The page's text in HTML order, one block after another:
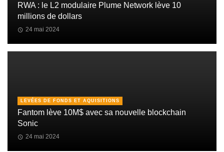
RWA : le L2 modulaire Plume Network lève 10
millions de dollars
24 mai 2024
LEVÉES DE FONDS ET AQUISITIONS
Fantom lève 10M$ avec sa nouvelle blockchain
Sonic
24 mai 2024